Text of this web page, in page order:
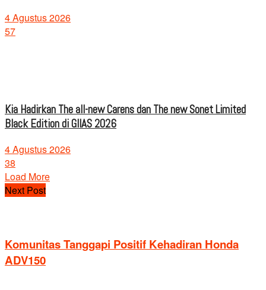
4 Agustus 2026
57
Kia Hadirkan The all-new Carens dan The new Sonet Limited
Black Edition di GIIAS 2026
4 Agustus 2026
38
Load More
Next Post
Komunitas Tanggapi Positif Kehadiran Honda
ADV150